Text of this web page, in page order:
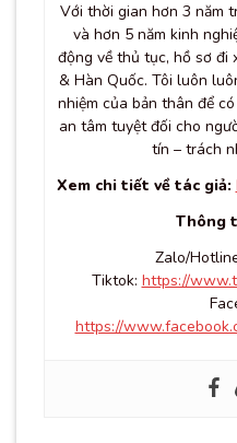
Với thời gian hơn 3 năm
và hơn 5 năm kinh
động về thủ tục, hồ sơ đi
& Hàn Quốc. Tôi luôn
nhiệm của bản thân để
an tâm tuyệt đối cho
tín – trách
Xem chi tiết về tác giả:
Thông
Zalo/
Tiktok: https://
https://